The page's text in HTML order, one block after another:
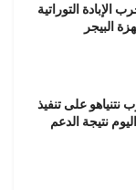
الإبادة التوراتية
البيجر
على تنفيذ
نتيجة الدعم